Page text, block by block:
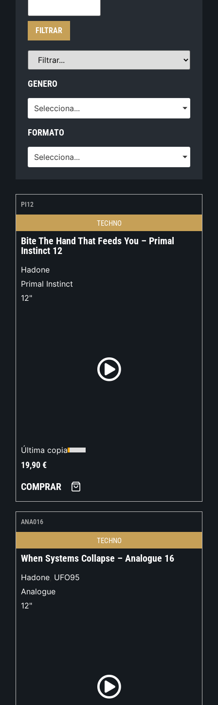
FILTRAR
GENERO
Selecciona...
FORMATO
Selecciona...
PI12
TECHNO
Bite The Hand That Feeds You – Primal
Instinct 12
Hadone
Primal Instinct
12"
Última copia
19,90€
COMPRAR
ANA016
TECHNO
When Systems Collapse – Analogue 16
Hadone, UFO95
Analogue
12"